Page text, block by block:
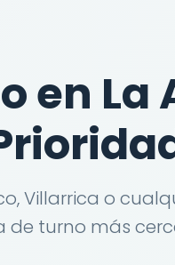
en
Villarrica o
turno más